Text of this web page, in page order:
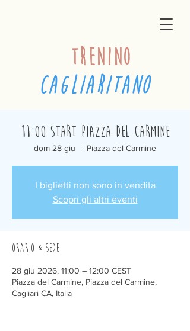
trenino
cagliaritano
11:00 Start Piazza del Carmine
dom 28 giu
  |
Piazza del Carmine
I biglietti non sono in vendita
Scopri gli altri eventi
Orario & Sede
28 giu 2026, 11:00 – 12:00 CEST
Piazza del Carmine, Piazza del Carmine,
Cagliari CA, Italia